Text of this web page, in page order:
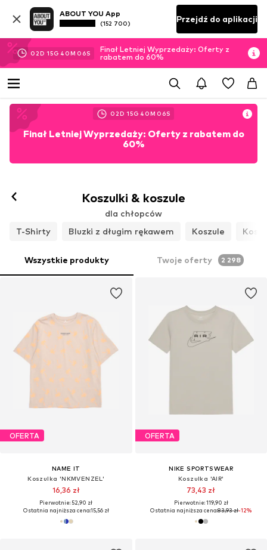
ABOUT YOU App
(152 700) Przejdź do aplikacji
02D 15G 40M 03S
Finał Letniej Wyprzedaży: Oferty z
rabatem do 60%
02D 15G 40M 03S
Finał Letniej Wyprzedaży: Oferty z rabatem do
60%
Koszulki & koszule
dla chłopców
T-Shirty
Bluzki z długim rękawem Koszule
Wszystkie produkty Twoje oferty 2 298
OFERTA
NAME IT
Koszulka 'NKMVENZEL'
16,36 zł
Pierwotnie: 52,90 zł
Ostatnia najniższa cena:15,56 zł
OFERTA
NIKE SPORTSWEAR
Koszulka 'AIR'
73,43 zł
Pierwotnie: 119,90 zł
Ostatnia najniższa cena:83,93 zł-12%